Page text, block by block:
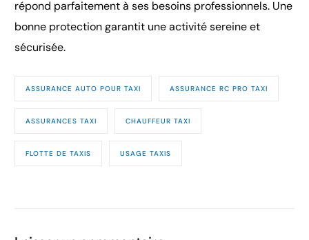
répond parfaitement à ses besoins professionnels. Une
bonne protection garantit une activité sereine et
sécurisée.
ASSURANCE AUTO POUR TAXI ASSURANCE RC PRO TAXI
ASSURANCES TAXI CHAUFFEUR TAXI
FLOTTE DE TAXIS USAGE TAXIS